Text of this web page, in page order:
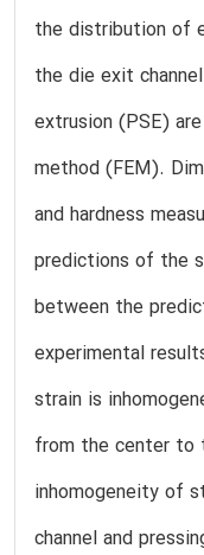
the distribution of
the die exit
extrusion (PSE)
method (FEM).
and hardness
predictions of the
between the
experimental
strain is
from the center to
inhomogeneity of
channel and